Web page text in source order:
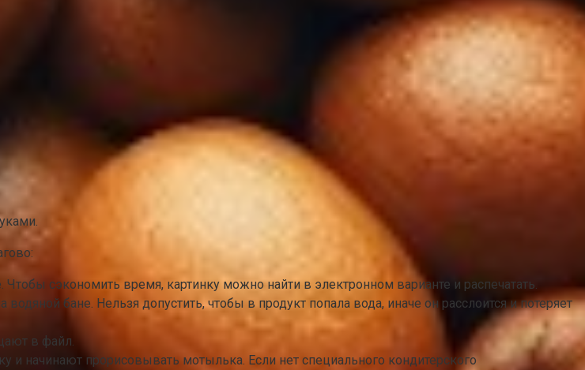
сэкономить время, картинку можно найти в электронном варианте и распечатать.
бане. Нельзя допустить, чтобы в продукт попала вода, иначе он расслоится и потеряет
в файл.
прорисовывать мотылька. Если нет специального кондитерского